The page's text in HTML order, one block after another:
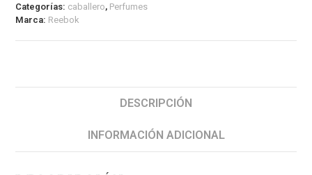
Categorías: caballero, Perfumes
Marca: Reebok
DESCRIPCIÓN
INFORMACIÓN ADICIONAL